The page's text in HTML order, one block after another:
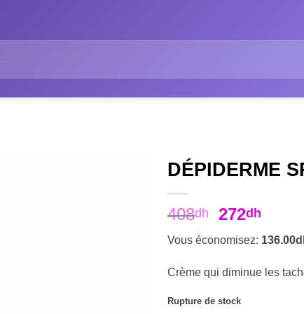
DÉPIDERME
408dh 272dh
Vous économisez:
Crème qui diminue les
Rupture de stock